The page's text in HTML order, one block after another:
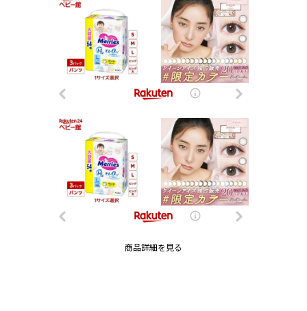
商品詳細を見る